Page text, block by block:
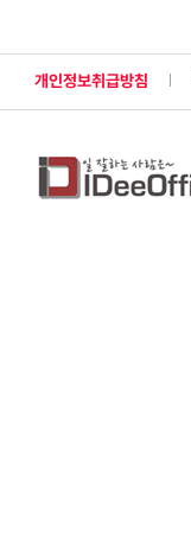
개인정보취급방침